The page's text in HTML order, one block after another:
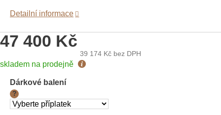
47 400 Kč
39 174 Kč bez DPH
Měrná
skladem na prodejně
Dárkové balení
?
Detailní informace